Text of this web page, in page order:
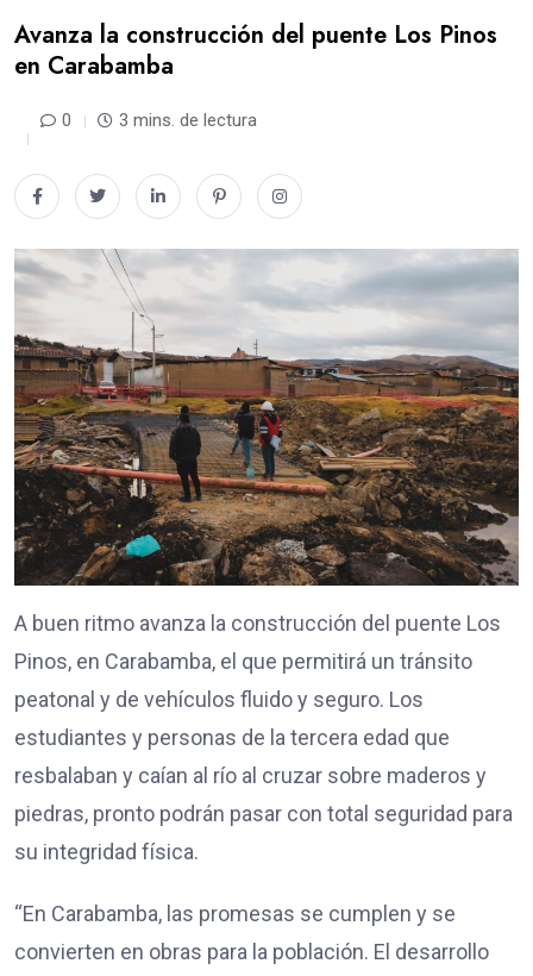
Avanza la construcción del puente Los Pinos
en Carabamba
0 3 mins. de lectura
A buen ritmo avanza la construcción del puente Los
Pinos, en Carabamba, el que permitirá un tránsito
peatonal y de vehículos fluido y seguro. Los
estudiantes y personas de la tercera edad que
resbalaban y caían al río al cruzar sobre maderos y
piedras, pronto podrán pasar con total seguridad para
su integridad física.
“En Carabamba, las promesas se cumplen y se
convierten en obras para la población. El desarrollo